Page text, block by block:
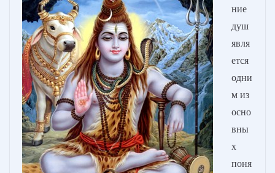
ние
душ
явля
ется
одни
м из
осно
вны
х
поня